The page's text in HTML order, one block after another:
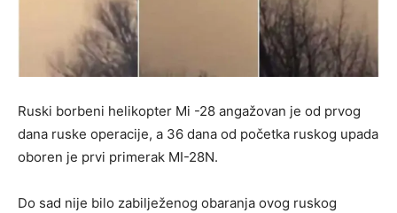
Ruski borbeni helikopter Mi -28 angažovan je od prvog
dana ruske operacije, a 36 dana od početka ruskog upada
oboren je prvi primerak MI-28N.
Do sad nije bilo zabilježenog obaranja ovog ruskog